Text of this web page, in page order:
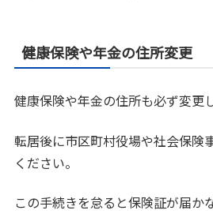
健康保険や年金の住所変更
健康保険や年金の住所も必ず変更
転居後に市区町村役場や社会保険
ください。
この手続きを怠ると保険証が届か